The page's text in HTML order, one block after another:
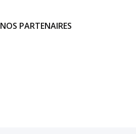
NOS PARTENAIRES